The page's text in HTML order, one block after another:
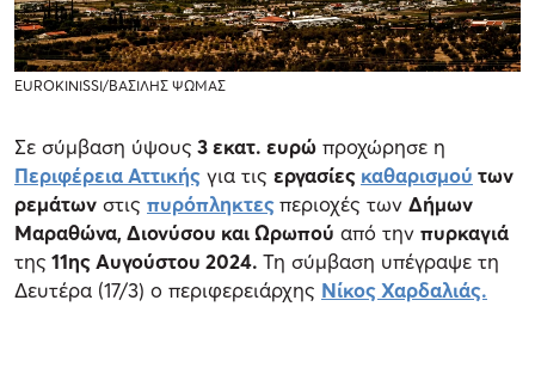
EUROKINISSI/ΒΑΣΙΛΗΣ ΨΩΜΑΣ
Σε σύμβαση ύψους 3 εκατ. ευρώ προχώρησε η
Περιφέρεια Αττικής για τις εργασίες καθαρισμού των
ρεμάτων στις πυρόπληκτεςπεριοχές των Δήμων
Μαραθώνα, Διονύσου και Ωρωπού από την πυρκαγιά
της 11ης Αυγούστου 2024. Τη σύμβαση υπέγραψε τη
Δευτέρα (17/3) ο περιφερειάρχης Νίκος Χαρδαλιάς.